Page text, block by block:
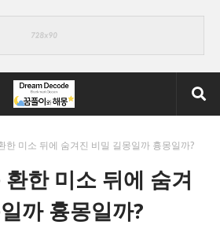
한 미소 뒤에 숨겨진 비밀 길몽일까 흉몽일까?
한 미소 뒤에 숨겨
까 흉몽일까?